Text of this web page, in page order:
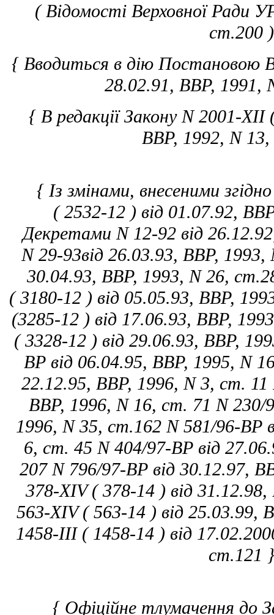
( Відомості Верховної Ради
ст.200 )
{ Вводиться в дію Постановою
28.02.91, ВВР, 1991,
{ В редакції Закону N 2001-
ВВР, 1992, N
{ Із змінами, внесеними
( 2532-12 ) від 01.07.92,
Декретами N 12-92 від
N 29-93від 26.03.93, ВВР, 1993,
30.04.93, ВВР, 1993, N 26,
( 3180-12 ) від 05.05.93, ВВР,
(3285-12 ) від 17.06.93, ВВР,
( 3328-12 ) від 29.06.93, ВВР,
ВР від 06.04.95, ВВР, 1995, N
22.12.95, ВВР, 1996, N 3, ст. 11
ВВР, 1996, N 16, ст. 71 N 230/
1996, N 35, ст.162 N 581/96-ВР
6, ст. 45 N 404/97-ВР від
207 N 796/97-ВР від 30.12.97,
378-XIV ( 378-14 ) від
563-XIV ( 563-14 ) від 25.03.99,
1458-III ( 1458-14 ) від
ст.121 }
{ Офіційне тлумачення до